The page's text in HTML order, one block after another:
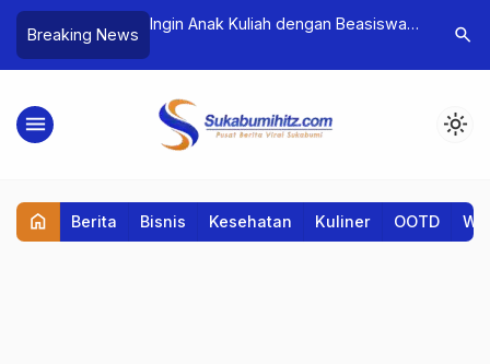
Breaking News
Terinovatif dalam
Ingin Anak Kuliah dengan Beasiswa?
Parenting
Syaraf
search
menu light_mode
home Berita Bisnis Kesehatan Kuliner OOTD